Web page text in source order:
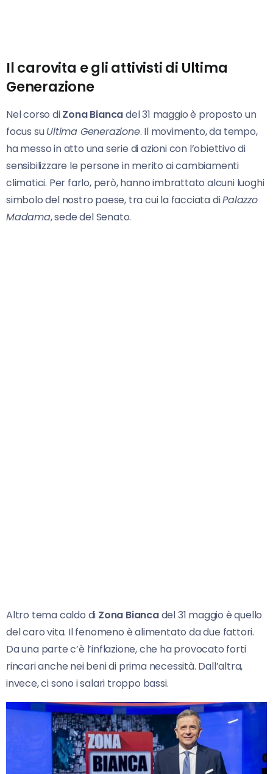
Il carovita e gli attivisti di Ultima
Generazione
Nel corso diZona Biancadel 31 maggio è proposto un
focus suUltima Generazione. Il movimento, da tempo,
ha messo in atto una serie di azioni con l’obiettivo di
sensibilizzare le persone in merito ai cambiamenti
climatici. Per farlo, però, hanno imbrattato alcuni luoghi
simbolo del nostro paese, tra cui la facciata diPalazzo
Madama, sede del Senato.
Altro tema caldo di Zona Biancadel 31 maggio è quello
del caro vita. Il fenomeno è alimentato da due fattori.
Da una parte c’è l’inflazione, che ha provocato forti
rincari anche nei beni di prima necessità. Dall’altra,
invece, ci sono i salari troppo bassi.